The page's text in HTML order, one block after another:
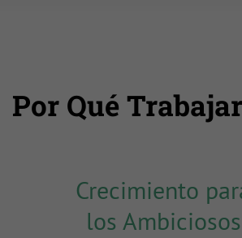
Por Qué
Crecimiento
los Ambiciosos